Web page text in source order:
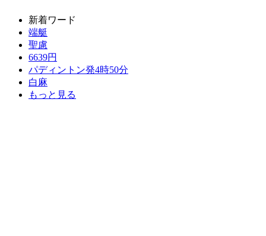
新着ワード
端艇
聖慮
6639円
パディントン発4時50分
白麻
もっと見る